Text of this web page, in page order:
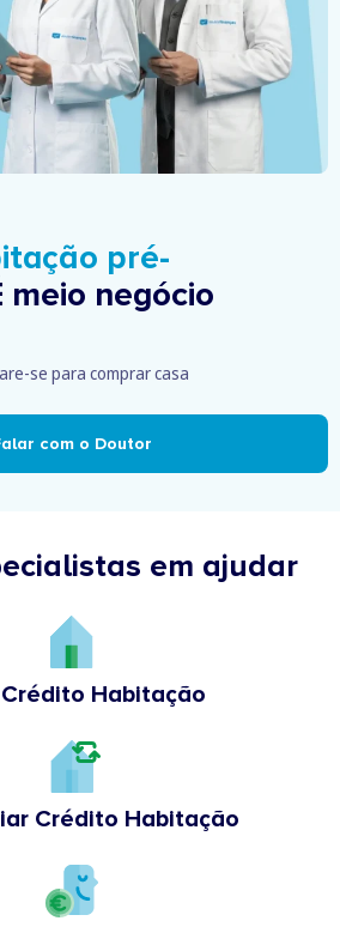
pré-
meio negócio
se para comprar casa
com o Doutor
em ajudar
Habitação
Crédito Habitação